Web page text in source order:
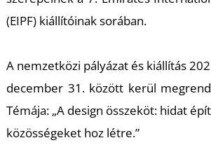
(EIPF) kiállítóinak sorában.
A nemzetközi pályázat és kiállítás
december 31. között kerül
Témája: „A design összeköt: hidat
közösségeket hoz létre.”